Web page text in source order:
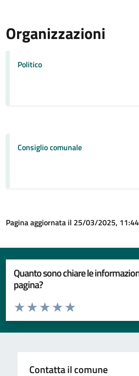
Organizzazioni
Politico
Consiglio comunale
Pagina aggiornata il 25/03/2025, 11:44
Quanto sono chiare le
pagina?
Valuta da 1 a 5 stelle la pagina
Valuta 5 stelle su 5
Valuta 4 stelle su 5
Valuta 3 stelle su 5
Valuta 2 stelle su 5
Valuta 1 stelle su 5
Contatta il comune